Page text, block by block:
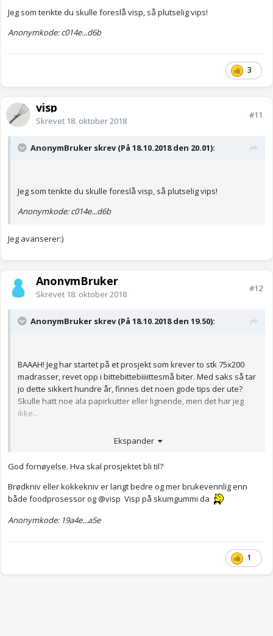
Jeg som tenkte du skulle foreslå visp, så plutselig vips!
Anonymkode: c014e...d6b
3
visp
Skrevet 18. oktober 2018
#11
AnonymBruker skrev (På 18.10.2018 den 20.01):
Jeg som tenkte du skulle foreslå visp, så plutselig vips!
Anonymkode: c014e...d6b
Jeg avanserer:)
AnonymBruker
Skrevet 18. oktober 2018
#12
AnonymBruker skrev (På 18.10.2018 den 19.50):
BAAAH! Jeg har startet på et prosjekt som krever to stk 75x200
madrasser, revet opp i bittebittebiiiittesmå biter. Med saks så tar
jo dette sikkert hundre år, finnes det noen gode tips der ute?
Skulle hatt noe ala papirkutter eller lignende, men det har jeg
ikke...
Ekspander
God fornøyelse. Hva skal prosjektet bli til?
Brødkniv eller kokkekniv er langt bedre og mer brukevennlig enn
både foodprosessor og@visp Visp på skumgummi da
Anonymkode: 19a4e...a5e
1